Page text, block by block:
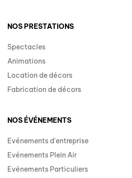
NOS PRESTATIONS
Spectacles
Animations
Location de décors
Fabrication de décors
NOS ÉVÉNEMENTS
Evénements d'entreprise
Evénements Plein Air
Evénements Particuliers